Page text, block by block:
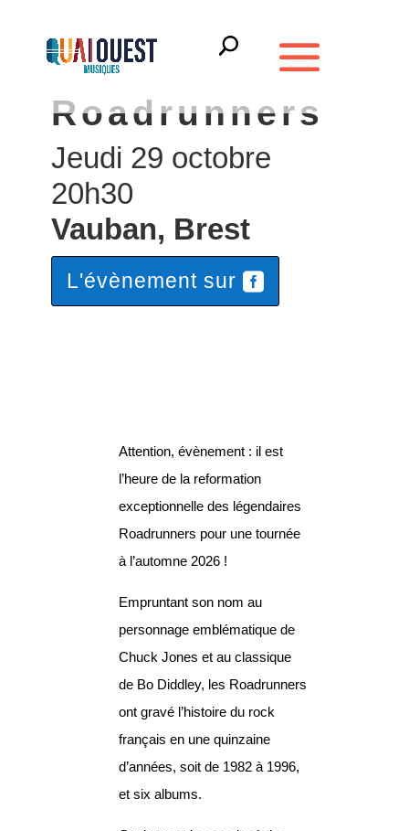
Roadrunners
Jeudi 29 octobre
20h30
Vauban, Brest
L'évènement sur
Attention, évènement : il est
l’heure de la reformation
exceptionnelle des légendaires
Roadrunners pour une tournée
à l’automne 2026 !
Empruntant son nom au
personnage emblématique de
Chuck Jones et au classique
de Bo Diddley, les Roadrunners
ont gravé l’histoire du rock
français en une quinzaine
d’années, soit de 1982 à 1996,
et six albums.